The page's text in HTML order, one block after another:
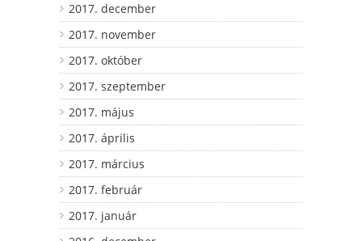
2017. december
2017. november
2017. október
2017. szeptember
2017. május
2017. április
2017. március
2017. február
2017. január